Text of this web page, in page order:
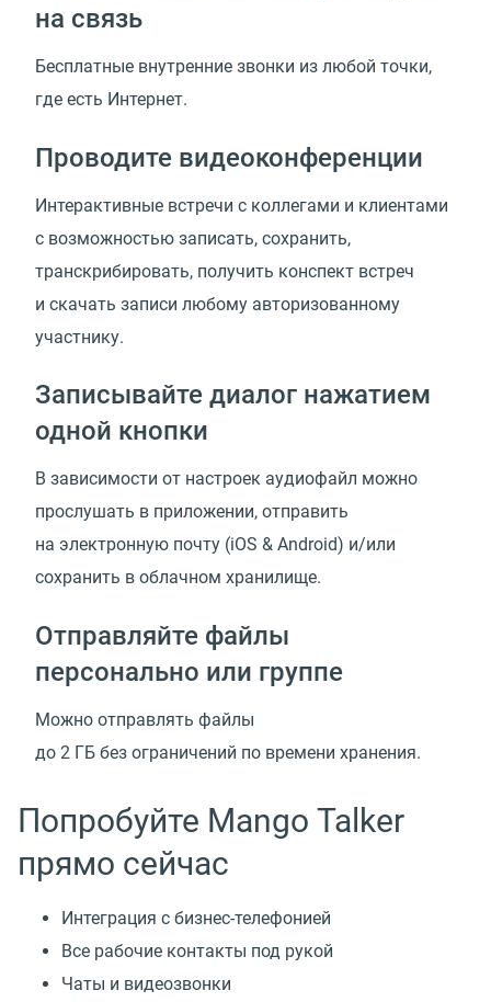
на связь
Бесплатные внутренние звонки из любой точки,
где есть Интернет.
Проводите видеоконференции
Интерактивные встречи с коллегами и клиентами
с возможностью записать, сохранить,
транскрибировать, получить конспект встреч
и скачать записи любому авторизованному
участнику.
Записывайте диалог нажатием
одной кнопки
В зависимости от настроек аудиофайл можно
прослушать в приложении, отправить
на электронную почту (iOS & Android) и/или
сохранить в облачном хранилище.
Отправляйте файлы
персонально или группе
Можно отправлять файлы
до 2 ГБ без ограничений по времени хранения.
Попробуйте Mango Talker
прямо сейчас
Интеграция с бизнес-телефонией
Все рабочие контакты под рукой
Чаты и видеозвонки